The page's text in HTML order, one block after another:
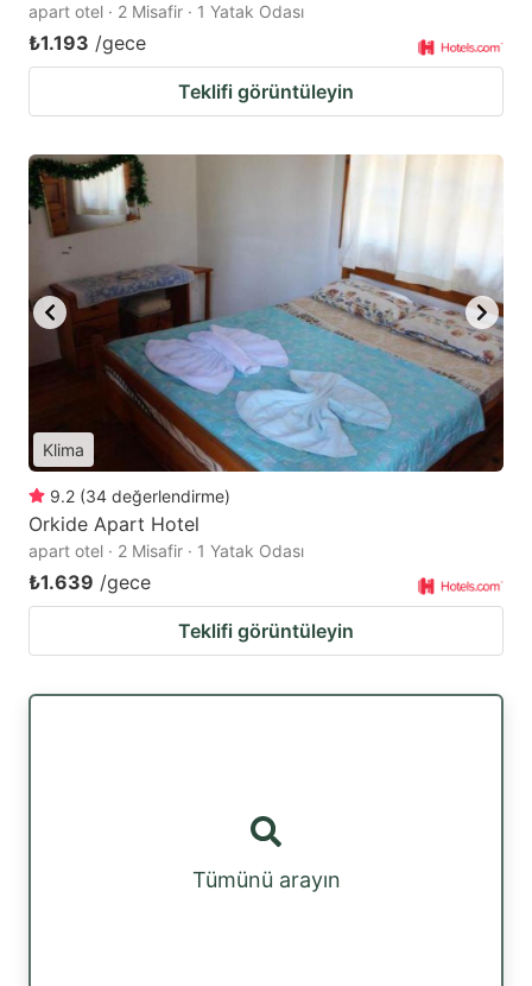
apart otel · 2 Misafir · 1 Yatak Odası
₺1.193 /gece
Teklifi görüntüleyin
Klima
9.2 (34 değerlendirme)
Orkide Apart Hotel
apart otel · 2 Misafir · 1 Yatak Odası
₺1.639 /gece
Teklifi görüntüleyin
Tümünü arayın